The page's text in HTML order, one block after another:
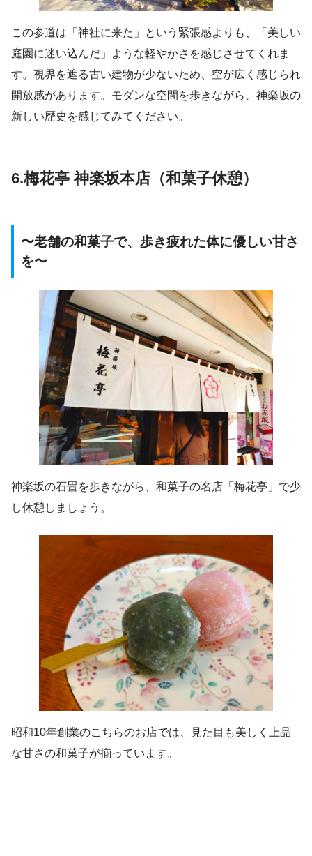
この参道は「神社に来た」という緊張感よりも、「美しい
庭園に迷い込んだ」ような軽やかさを感じさせてくれま
す。視界を遮る古い建物が少ないため、空が広く感じられ
開放感があります。モダンな空間を歩きながら、神楽坂の
新しい歴史を感じてみてください。
6.梅花亭 神楽坂本店（和菓子休憩）
〜老舗の和菓子で、歩き疲れた体に優しい甘さ
を〜
神楽坂の石畳を歩きながら、和菓子の名店「梅花亭」で少
し休憩しましょう。
昭和10年創業のこちらのお店では、見た目も美しく上品
な甘さの和菓子が揃っています。